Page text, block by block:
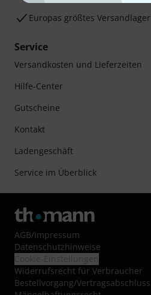
Europas größtes Versandlager
Service
Versandkosten und Lieferzeiten
Hilfe-Center
Gutscheine
Kontakt
Ladengeschäft
Service im Überblick
AGB/Impressum
Datenschutzhinweise
Widerrufsrecht für Verbraucher
Bestellvorgang/Vertragsabschluss